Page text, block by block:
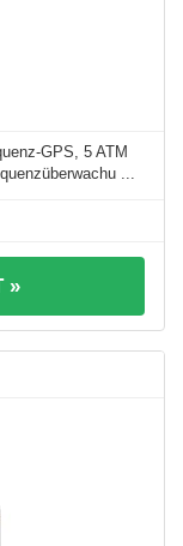
GPS, 5 ATM
...
»